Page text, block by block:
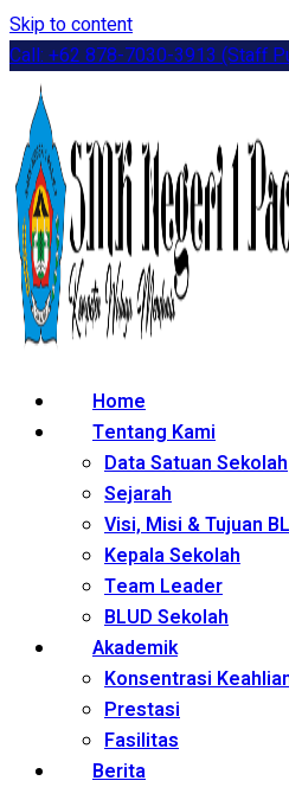
Skip to content
Call: +62 878-7030-3913 (Staff
Home
Tentang Kami
Data Satuan Sekolah
Sejarah
Visi, Misi & Tujuan
Kepala Sekolah
Team Leader
BLUD Sekolah
Akademik
Konsentrasi
Prestasi
Fasilitas
Berita